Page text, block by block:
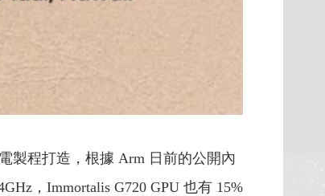
製程打造，根據 Arm 日前的公開內
，Immortalis G720 GPU 也有 15%